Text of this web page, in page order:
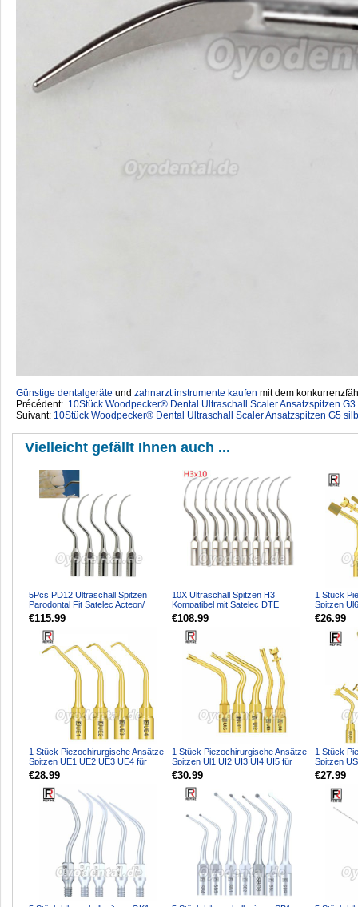
Günstige dentalgeräte ‎ und zahnarzt instrumente kaufen mit dem
Précédent: 10Stück Woodpecker® Dental Ultraschall Scaler Ansatzspitzen G3
Suivant: 10Stück Woodpecker® Dental Ultraschall Scaler Ansatzspitzen G5
Vielleicht gefällt Ihnen auch ...
5Pcs PD12 Ultraschall Spitzen
Parodontal Fit Satelec Acteon/
woodpecker DTE Ultr...
€115.99
10X Ultraschall Spitzen H3
Kompatibel mit Satelec DTE
Ultraschall Handstück
€108.99
1 Stück
Spitzen
für
€26.99
1 Stück Piezochirurgische Ansätze
Spitzen UE1 UE2 UE3 UE4 für
Knochenschneiden S...
€28.99
1 Stück Piezochirurgische Ansätze
Spitzen Ul1 UI2 UI3 UI4 UI5 für
Knochenschneid...
€30.99
1 Stück
Spitzen
US3 US4
€27.99